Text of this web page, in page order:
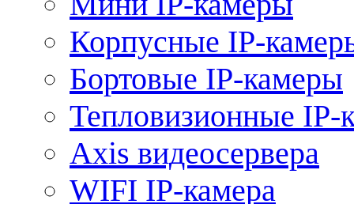
Корпусные IP-
Бортовые IP-камеры
Тепловизионные IP-
Axis видеосервера
WIFI IP-камера